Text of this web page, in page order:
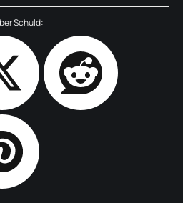
Schuld: